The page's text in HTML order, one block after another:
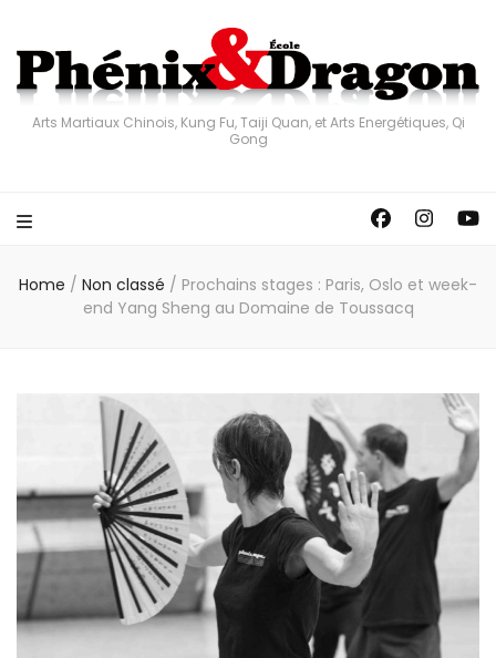
Arts Martiaux Chinois, Kung Fu, Taiji Quan, et Arts Energétiques, Qi
Gong
Home / Non classé / Prochains stages : Paris, Oslo et week-
end Yang Sheng au Domaine de Toussacq